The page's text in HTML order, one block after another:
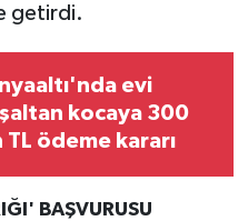
getirdi.
evi
kocaya 300
TL ödeme kararı
BAŞVURUSU